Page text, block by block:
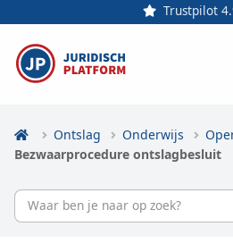
Trustpilot
Ontslag Onderwijs
Bezwaarprocedure ontslagbesluit